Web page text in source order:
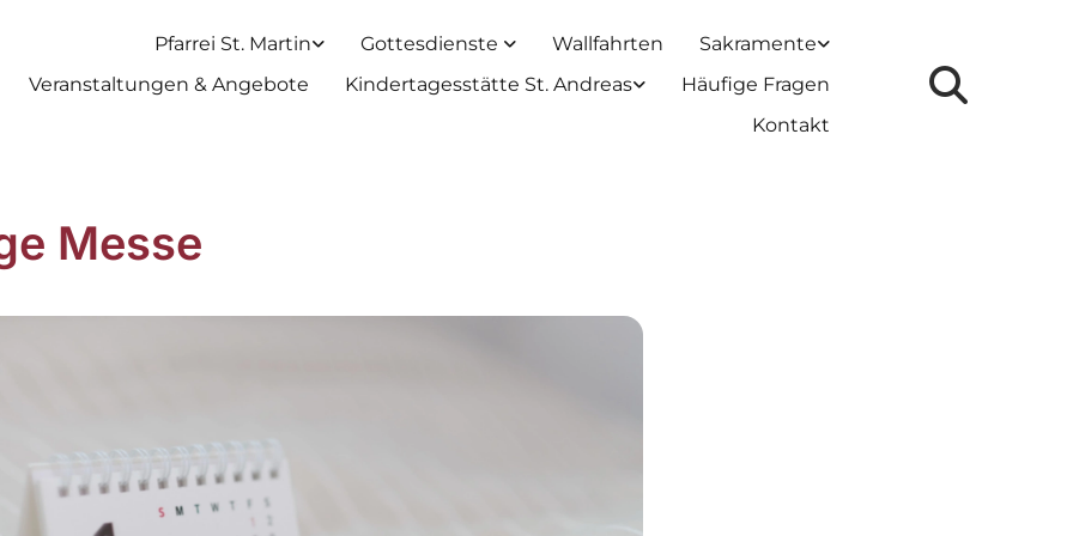
Pfarrei St. Martin Gottesdienste Wallfahrten
Sakramente
Veranstaltungen & Angebote
Kindertagesstätte St. Andreas
Häufige Fragen
Kontakt
Messe